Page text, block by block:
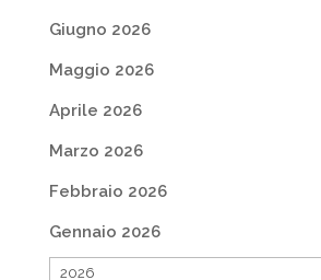
Giugno 2026
Maggio 2026
Aprile 2026
Marzo 2026
Febbraio 2026
Gennaio 2026